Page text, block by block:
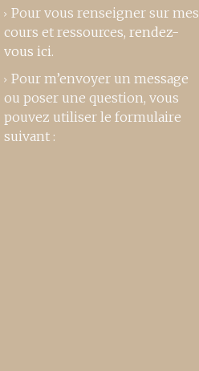
Pour vous renseigner sur mes
cours et ressources, rendez-
vous ici.
Pour m’envoyer un message
ou poser une question, vous
pouvez utiliser le formulaire
suivant :